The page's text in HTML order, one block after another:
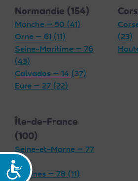
Accessibilité
Normandie (154)
Manche — 50 (41)
Orne — 61 (11)
Seine-Maritime — 76
(43)
Calvados — 14 (37)
Eure — 27 (22)
(23)
Île-de-France
(100)
Seine-et-Marne — 77
(19)
Yvelines — 78 (11)